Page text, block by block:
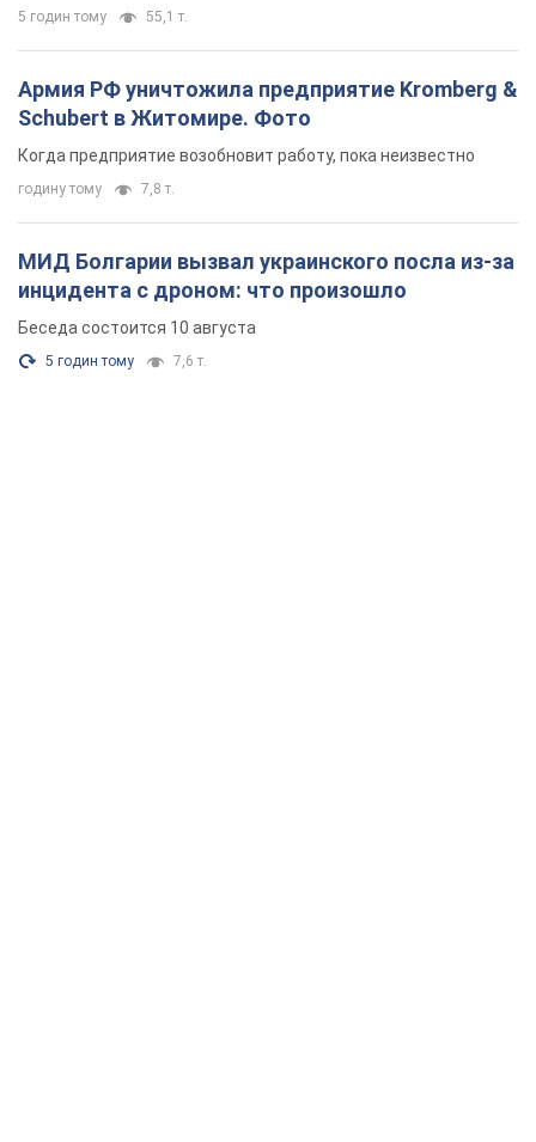
5 годин тому 55,1 т.
Армия РФ уничтожила предприятие Kromberg &
Schubert в Житомире. Фото
Когда предприятие возобновит работу, пока неизвестно
годину тому 7,8 т.
МИД Болгарии вызвал украинского посла из-за
инцидента с дроном: что произошло
Беседа состоится 10 августа
5 годин тому 7,6 т.